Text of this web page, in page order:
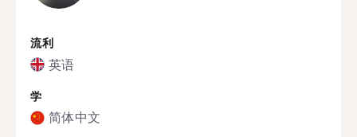
流利
英语
学
简体中文